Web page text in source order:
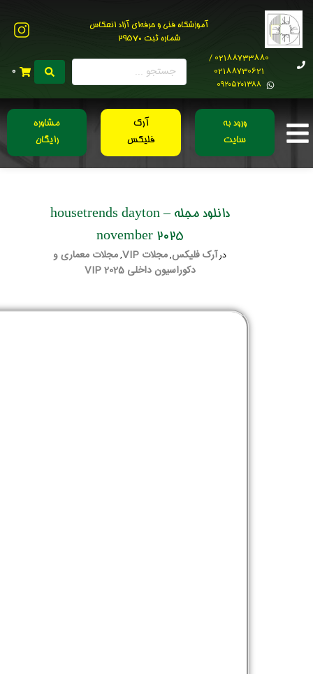
آموزشگاه فنی و حرفه‌ای آزاد انعکاس
شماره ثبت 29570
02188733880 /
02188730621
0۹۲۰۵۲۰۱۳۸۸
0
ورود به
سایت
آرک
فلیکس
مشاوره
رایگان
دانلود مجله housetrends dayton –
november 2025
درآرک فلیکس,مجلات VIP ,مجلات معماری و
دکوراسیون داخلی 2025 VIP